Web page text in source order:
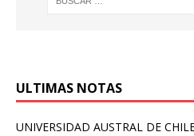
ULTIMAS NOTAS
UNIVERSIDAD AUSTRAL DE